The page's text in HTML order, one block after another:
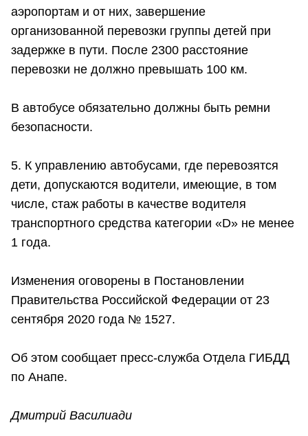
аэропортам и от них, завершение
организованной перевозки группы детей при
задержке в пути. После 2300 расстояние
перевозки не должно превышать 100 км.
В автобусе обязательно должны быть ремни
безопасности.
5. К управлению автобусами, где перевозятся
дети, допускаются водители, имеющие, в том
числе, стаж работы в качестве водителя
транспортного средства категории «D» не менее
1 года.
Изменения оговорены в Постановлении
Правительства Российской Федерации от 23
сентября 2020 года № 1527.
Об этом сообщает пресс-служба Отдела ГИБДД
по Анапе.
Дмитрий Василиади